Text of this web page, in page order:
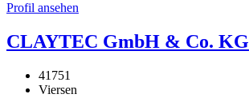
Profil ansehen
CLAYTEC GmbH & Co. KG
41751
Viersen